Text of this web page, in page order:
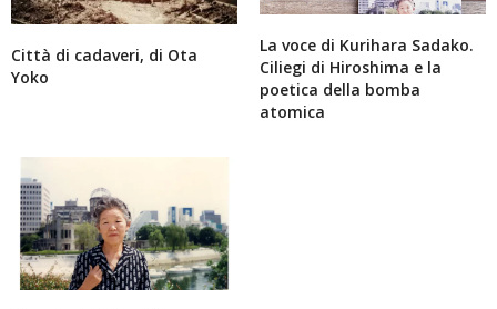
Città di cadaveri, di Ota
Yoko
La voce di Kurihara Sadako.
Ciliegi di Hiroshima e la
poetica della bomba
atomica